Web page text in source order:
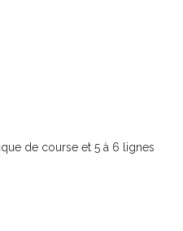
de course et 5 à 6 lignes